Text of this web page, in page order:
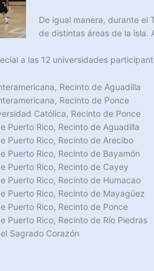
De igual manera, durante el
de distintas áreas de la isla.
a las 12 universidades
Recinto de Aguadilla
Recinto de Ponce
Católica, Recinto de Ponce
Puerto Rico, Recinto de Aguadilla
Puerto Rico, Recinto de Arecibo
Puerto Rico, Recinto de Bayamón
Puerto Rico, Recinto de Cayey
Puerto Rico, Recinto de Humacao
Puerto Rico, Recinto de Mayagüez
Puerto Rico, Recinto de Ponce
Puerto Rico, Recinto de Río Piedras
Sagrado Corazón